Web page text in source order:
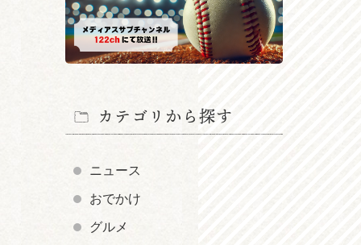
カテゴリから探す
ニュース
おでかけ
グルメ